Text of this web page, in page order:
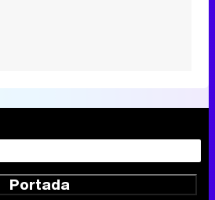
Portada